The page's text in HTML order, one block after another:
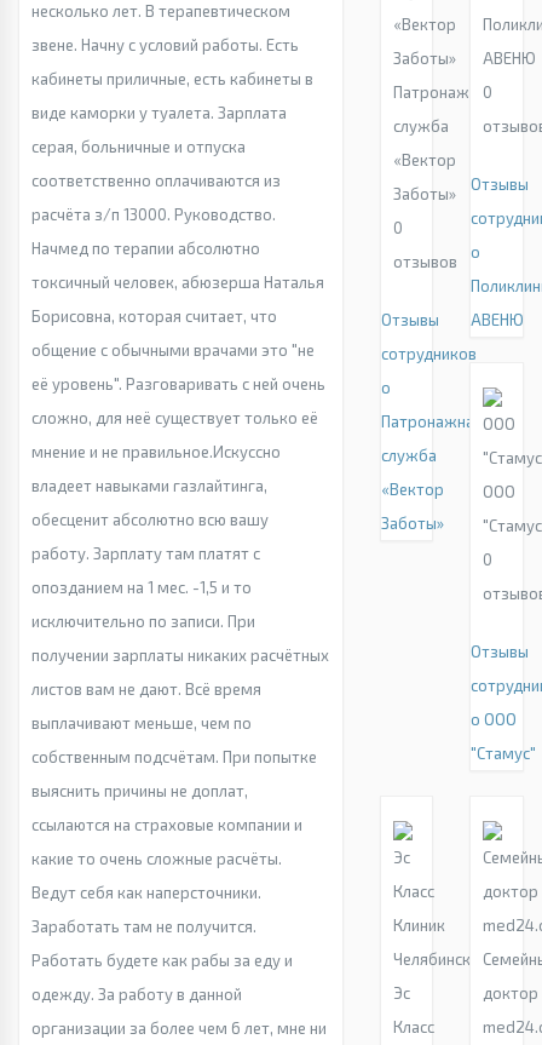
несколько лет. В терапевтическом
звене. Начну с условий работы. Есть
кабинеты приличные, есть кабинеты в
виде каморки у туалета. Зарплата
серая, больничные и отпуска
соответственно оплачиваются из
расчёта з/п 13000. Руководство.
Начмед по терапии абсолютно
токсичный человек, абюзерша Наталья
Борисовна, которая считает, что
общение с обычными врачами это "не
её уровень". Разговаривать с ней очень
сложно, для неё существует только её
мнение и не правильное.Искуссно
владеет навыками газлайтинга,
обесценит абсолютно всю вашу
работу. Зарплату там платят с
опозданием на 1 мес. -1,5 и то
исключительно по записи. При
получении зарплаты никаких расчётных
листов вам не дают. Всё время
выплачивают меньше, чем по
собственным подсчётам. При попытке
выяснить причины не доплат,
ссылаются на страховые компании и
какие то очень сложные расчёты.
Ведут себя как наперсточники.
Заработать там не получится.
Работать будете как рабы за еду и
одежду. За работу в данной
организации за более чем 6 лет, мне ни
Патронажная
служба
«Вектор
Заботы»
0
отзывов
Отзывы
сотрудников
о
Патронажная
служба
«Вектор
Заботы»
АВЕНЮ
0
Отзывы
о
АВЕНЮ
ООО
0
Отзывы
о ООО
"Стамус"
Эс
Класс
доктор